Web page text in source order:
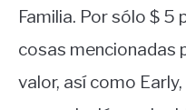
Familia. Por sólo $ 5
cosas mencionadas
valor, así como